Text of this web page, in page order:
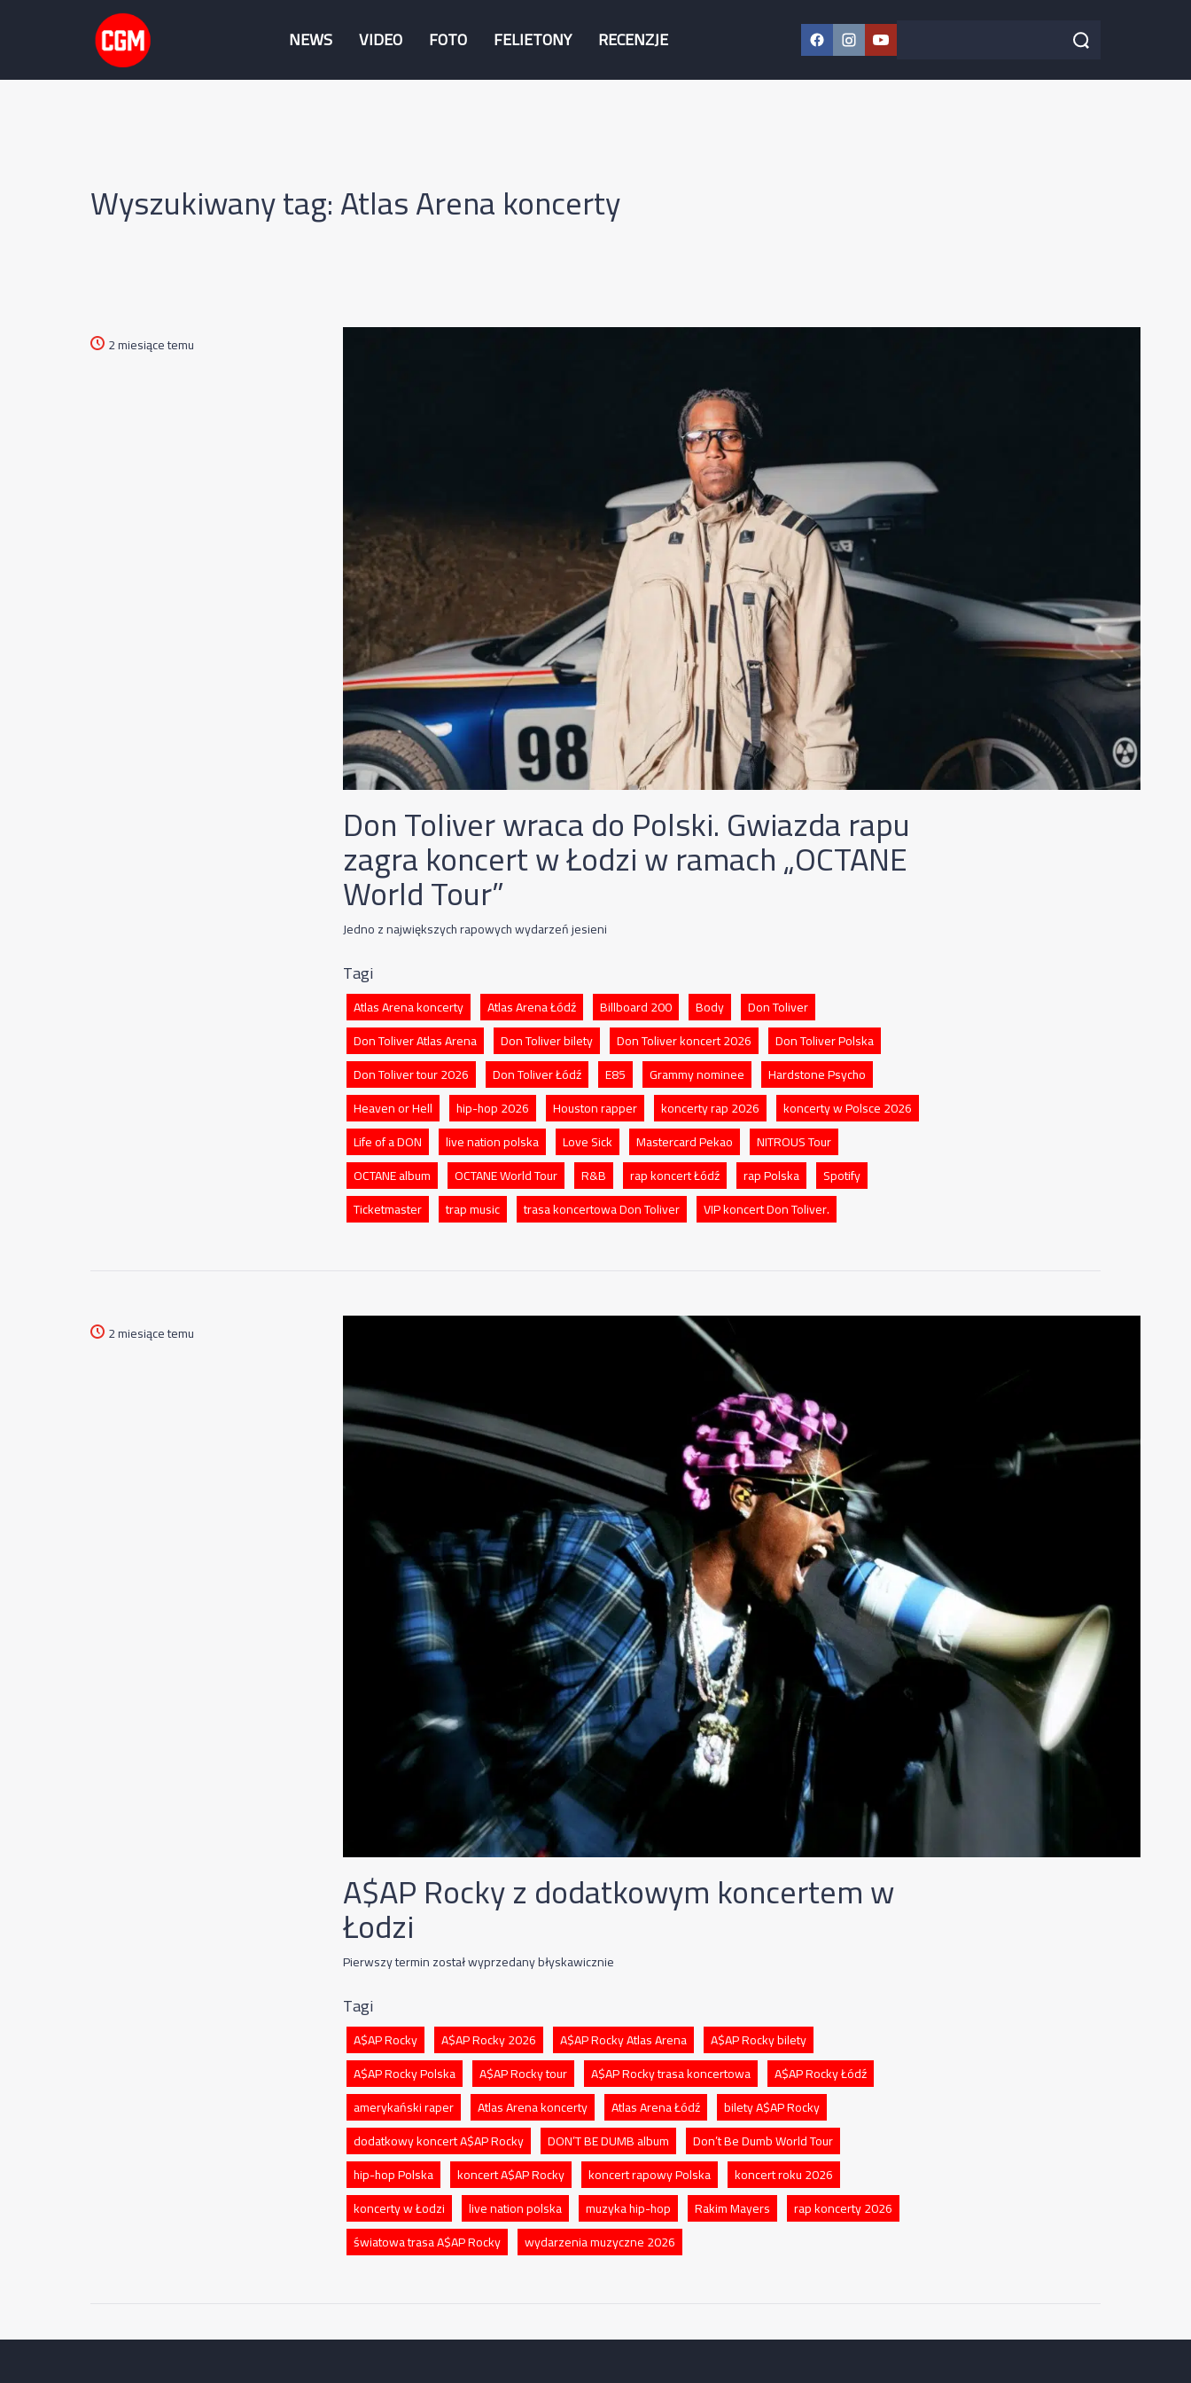
NEWS VIDEO FOTO FELIETONY RECENZJE Facebook
Instagram
YouTube
Szukaj w serwisie Szukaj
Wyszukiwany tag: Atlas Arena koncerty
2 miesiące temu
Don Toliver wraca do Polski. Gwiazda rapu
zagra koncert w Łodzi w ramach „OCTANE
World Tour”
Jedno z największych rapowych wydarzeń jesieni
Tagi
Atlas Arena koncerty Atlas Arena Łódź Billboard 200 Body
Don Toliver
Don Toliver Atlas Arena
Don Toliver bilety Don Toliver koncert 2026
Don Toliver Polska
Don Toliver tour 2026
Don Toliver Łódź E85 Grammy nominee
Hardstone Psycho
Heaven or Hell
hip-hop 2026 Houston rapper koncerty rap 2026
koncerty w Polsce 2026
Life of a DON
live nation polska Love Sick Mastercard Pekao
NITROUS Tour
OCTANE album
OCTANE World Tour R&B rap koncert Łódź rap Polska
Spotify
Ticketmaster
trap music trasa koncertowa Don Toliver VIP koncert Don Toliver.
2 miesiące temu
A$AP Rocky z dodatkowym koncertem w
Łodzi
Pierwszy termin został wyprzedany błyskawicznie
Tagi
A$AP Rocky A$AP Rocky 2026 A$AP Rocky Atlas Arena
A$AP Rocky bilety
A$AP Rocky Polska
A$AP Rocky tour A$AP Rocky trasa koncertowa
A$AP Rocky Łódź
amerykański raper
Atlas Arena koncerty Atlas Arena Łódź
bilety A$AP Rocky
dodatkowy koncert A$AP Rocky
DON’T BE DUMB album
Don’t Be Dumb World Tour
hip-hop Polska
koncert A$AP Rocky koncert rapowy Polska
koncert roku 2026
koncerty w Łodzi
live nation polska muzyka hip-hop Rakim Mayers
rap koncerty 2026
światowa trasa A$AP Rocky
wydarzenia muzyczne 2026